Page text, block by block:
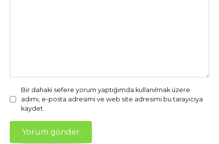
Bir dahaki sefere yorum yaptığımda kullanılmak üzere
adımı, e-posta adresimi ve web site adresimi bu tarayıcıya
kaydet.